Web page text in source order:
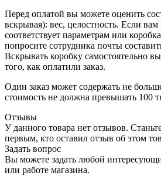
Перед оплатой вы можете оценить
вскрывая): вес, целостность. Если вам
соответствует параметрам или
попросите сотрудника почты
Вскрывать коробку самостоятельно
того, как оплатили заказ.
Один заказ может содержать не
стоимость не должна превышать 100
Отзывы
У данного товара нет отзывов.
первым, кто оставил отзыв об этом
Задать вопрос
Вы можете задать любой
или работе магазина.